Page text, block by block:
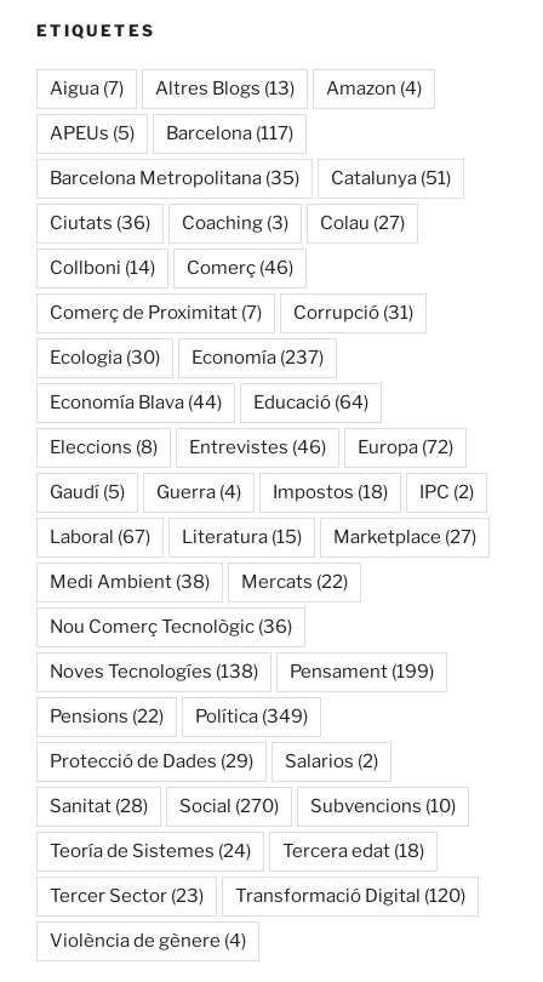
ETIQUETES
Aigua (7) Altres Blogs (13) Amazon (4)
APEUs (5) Barcelona (117)
Barcelona Metropolitana (35) Catalunya (51)
Ciutats (36) Coaching (3) Colau (27)
Collboni (14) Comerç (46)
Comerç de Proximitat (7) Corrupció (31)
Ecologia (30) Economía (237)
Economía Blava (44) Educació (64)
Eleccions (8) Entrevistes (46) Europa (72)
Gaudí (5) Guerra (4) Impostos (18) IPC (2)
Laboral (67) Literatura (15) Marketplace (27)
Medi Ambient (38) Mercats (22)
Nou Comerç Tecnològic (36)
Noves Tecnologíes (138) Pensament (199)
Pensions (22) Política (349)
Protecció de Dades (29) Salarios (2)
Sanitat (28) Social (270) Subvencions (10)
Teoría de Sistemes (24) Tercera edat (18)
Tercer Sector (23) Transformació Digital (120)
Violència de gènere (4)